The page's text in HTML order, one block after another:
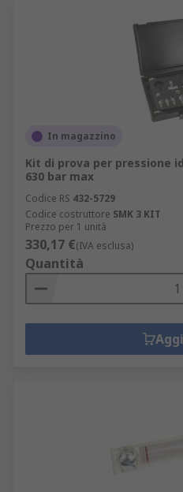
campionamento della
parte del loro ruolo.
In magazzino
Kit di prova per pressione
630 bar max
Codice RS 432-5729
Codice costruttore SMK 3 KIT
Prezzo per 1 unità
330,17 €(IVA esclusa)
Quantità